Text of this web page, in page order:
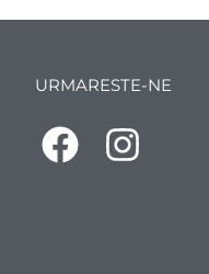
URMARESTE-NE